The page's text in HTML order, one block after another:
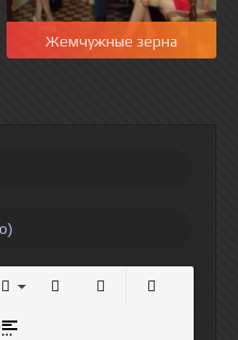
Жемчужные зерна